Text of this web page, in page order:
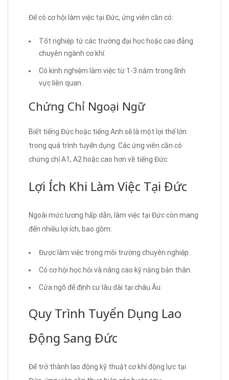
Để có cơ hội làm việc tại Đức, ứng viên cần có:
Tốt nghiệp từ các trường đại học hoặc cao đẳng
chuyên ngành cơ khí.
Có kinh nghiệm làm việc từ 1-3 năm trong lĩnh
vực liên quan.
Chứng Chỉ Ngoại Ngữ
Biết tiếng Đức hoặc tiếng Anh sẽ là một lợi thế lớn
trong quá trình tuyển dụng. Các ứng viên cần có
chứng chỉ A1, A2 hoặc cao hơn về tiếng Đức.
Lợi Ích Khi Làm Việc Tại Đức
Ngoài mức lương hấp dẫn, làm việc tại Đức còn mang
đến nhiều lợi ích, bao gồm:
Được làm việc trong môi trường chuyên nghiệp.
Có cơ hội học hỏi và nâng cao kỹ năng bản thân.
Cửa ngõ để định cư lâu dài tại châu Âu.
Quy Trình Tuyển Dụng Lao
Động Sang Đức
Để trở thành lao động kỹ thuật cơ khí động lực tại